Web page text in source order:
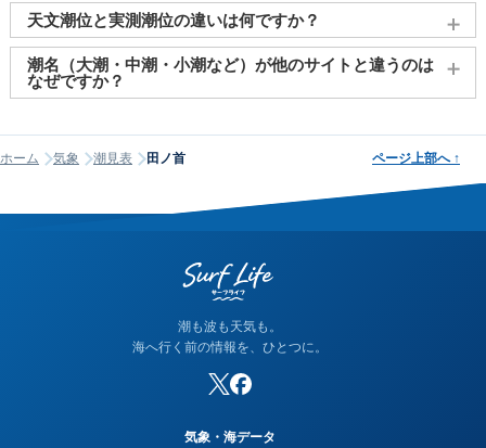
日の出・日の入り情報も合わせて確認することができます。
大変申し訳ございませんが、過去の波高データ（波の高さ）に
関してはご提供しておりません。
天文潮位と実測潮位の違いは何ですか？
天文潮位とは、月や太陽の引力をもとに計算された予測値で
す。一方、実測潮位は観測所で実際に計測された海面の高さで
す。両者には気圧や風などの気象条件により差（潮位偏差）が
ら陸に向かって強風が吹くと、海水が沿岸に吹き寄せられて潮
位が上昇します。当サイトでは気象庁の観測データをもとにリ
アルタイムの実測潮位をタイドグラフに表示しており、予測と
潮名（大潮・中潮・小潮など）が他のサイトと違うのは
なぜですか？
何日まで大潮」という統一された公的な定義はありません。そ
のため、サイトが採用する計算方式によって、境界にあたる日
って見える場合は、そのサイトが別の方式を使っている可能性
ホーム 気象 潮見表 田ノ首 ページ上部へ ↑
潮も波も天気も。
海へ行く前の情報を、ひとつに。
気象・海データ